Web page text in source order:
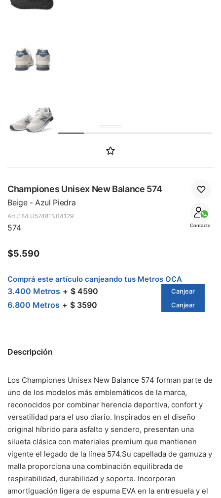
Championes Unisex New Balance 574
Beige - Azul Piedra
Contacto
184.U57481N04129
574
$5.590
Comprá este artículo canjeando tus Metros OCA
3.400 Metros $ 4590 Canjear
6.800 Metros $ 3590 Canjear
Descripción
Los Championes Unisex New Balance 574 forman parte de
uno de los modelos más emblemáticos de la marca,
reconocidos por combinar herencia deportiva, confort y
versatilidad para el uso diario. Inspirados en el diseño
original híbrido para asfalto y sendero, presentan una
silueta clásica con materiales premium que mantienen
vigente el legado de la línea 574.Su capellada de gamuza y
malla proporciona una combinación equilibrada de
respirabilidad, durabilidad y soporte. Incorporan
amortiguación ligera de espuma EVA en la entresuela y el